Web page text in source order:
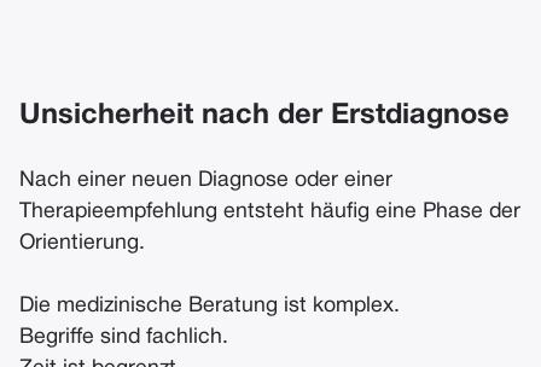
Unsicherheit nach der Erstdiagnose
Nach einer neuen Diagnose oder einer
Therapieempfehlung entsteht häufig eine Phase der
Orientierung.
Die medizinische Beratung ist komplex.
Begriffe sind fachlich.